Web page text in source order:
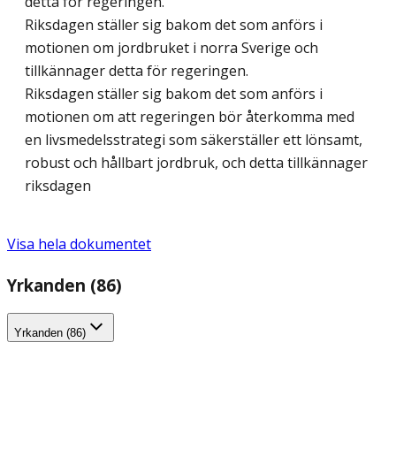
Riksdagen ställer sig bakom det som anförs i
motionen om jordbruket i norra Sverige och
tillkännager detta för regeringen.
Riksdagen ställer sig bakom det som anförs i
motionen om att regeringen bör återkomma med
en livsmedelsstrategi som säkerställer ett lönsamt,
robust och hållbart jordbruk, och detta tillkännager
riksdagen
Visa hela dokumentet
Yrkanden (86)
Yrkanden (86)